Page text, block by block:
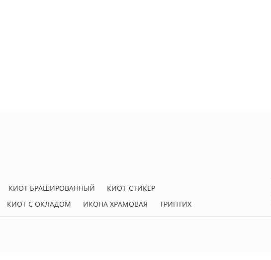
КИОТ БРАШИРОВАННЫЙ
КИОТ-СТИКЕР
КИОТ С ОКЛАДОМ ИКОНА ХРАМОВАЯ ТРИПТИХ